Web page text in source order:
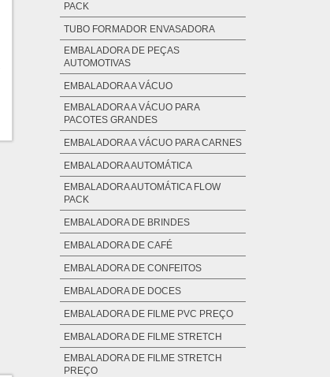
PACK
TUBO FORMADOR ENVASADORA
EMBALADORA DE PEÇAS
AUTOMOTIVAS
EMBALADORA A VÁCUO
EMBALADORA A VÁCUO PARA
PACOTES GRANDES
EMBALADORA A VÁCUO PARA CARNES
EMBALADORA AUTOMÁTICA
EMBALADORA AUTOMÁTICA FLOW
PACK
EMBALADORA DE BRINDES
EMBALADORA DE CAFÉ
EMBALADORA DE CONFEITOS
EMBALADORA DE DOCES
EMBALADORA DE FILME PVC PREÇO
EMBALADORA DE FILME STRETCH
EMBALADORA DE FILME STRETCH
PREÇO